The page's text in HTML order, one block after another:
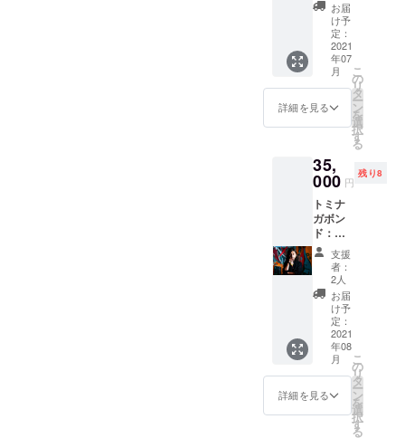
援メッ
セージ
「ゴ
ミ」と
呼ばれ
る不要
品を
使って
は、料
理人が
無人島
の食材
を使っ
て料理
を作る
ような
ものか
もしれ
ない。
いつも
と違う
発見や
驚きが
きっと
そこに
費税・
送料込
みです)
ランダ
ムにポ
スト
カード
20枚を
お届け
す。 ク
ラウド
ファン
ディン
グ限定
で、感
謝のお
礼ハガ
キを送
付しま
ザキケ
ンスケ
さんか
らの応
援メッ
セージ
お届
け予
定：
2021
年07
月
詳細を見る
こ
の
リ
タ
ー
ン
を
選
択
す
る
35,
000 円
残り8
トミナ
ガボン
ド：オ
リジナ
ル原画
S3号
273角
(金額は
消費
税・送
料込み
です) こ
のプロ
ジェク
トのた
めに書
支援
者：
2人
お届
け予
定：
2021
年08
月
詳細を見る
こ
の
リ
タ
ー
ン
を
選
択
す
る